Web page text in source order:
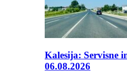
Kalesija: Servisne
06.08.2026